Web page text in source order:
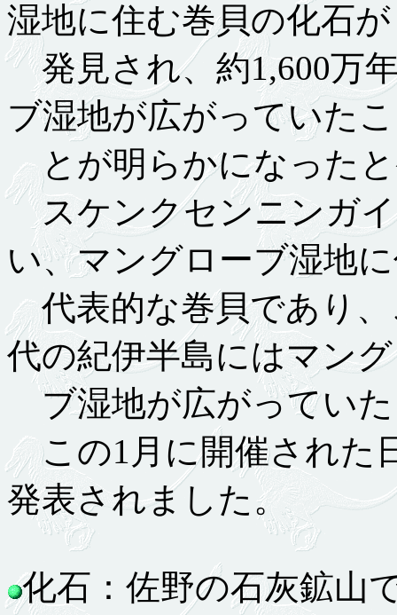
湿地に住む巻貝の化石が
発見され、約1,600万
ブ湿地が広がっていたこ
とが明らかになった
スケンクセンニンガ
い、マングローブ湿地
代表的な巻貝であり、
代の紀伊半島にはマン
ブ湿地が広がってい
この1月に開催された
発表されました。
化石：佐野の石灰鉱山